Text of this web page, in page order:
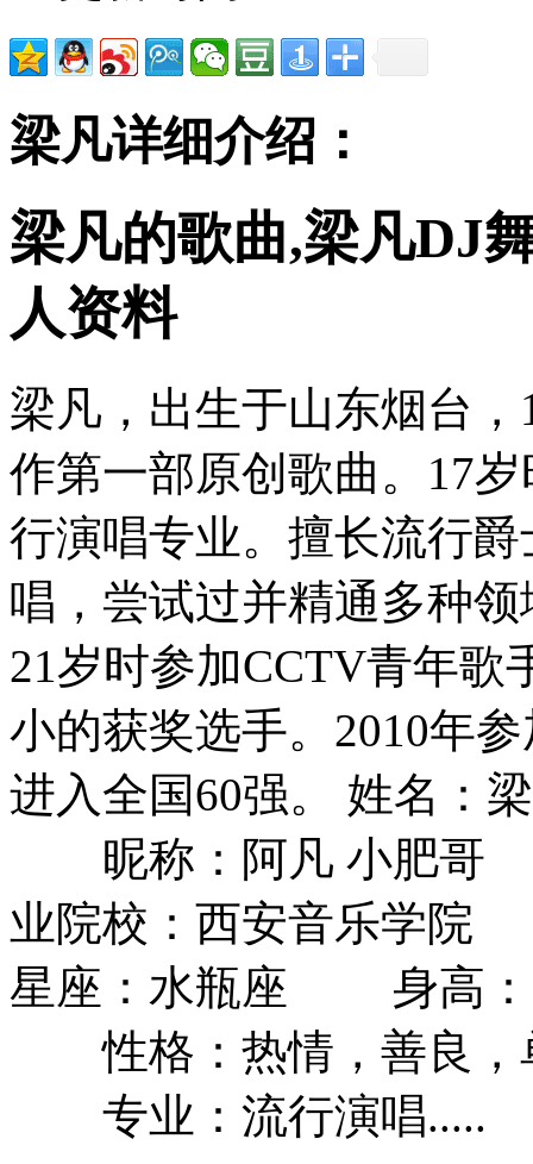
梁凡详细介绍：
梁凡的歌曲,梁凡DJ
人资料
梁凡，出生于山东烟台
作第一部原创歌曲。17
行演唱专业。擅长流行
唱，尝试过并精通多种
21岁时参加CCTV青年歌
小的获奖选手。2010年
进入全国60强。 姓名
昵称：阿凡 小肥
业院校：西安音乐学
星座：水瓶座 身高
性格：热情，善良，
专业：流行演唱.....